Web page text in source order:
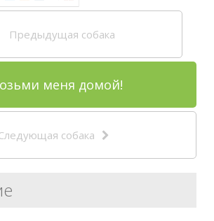
Предыдущая собака
меня домой!
собака